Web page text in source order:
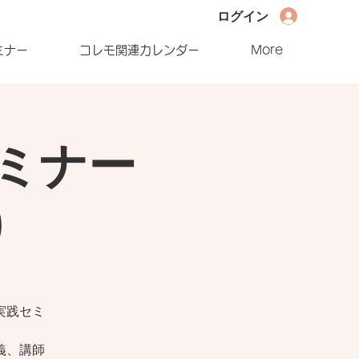
ログイン
ナー コレモ関連カレンダー More
ナー
セミ
、講師